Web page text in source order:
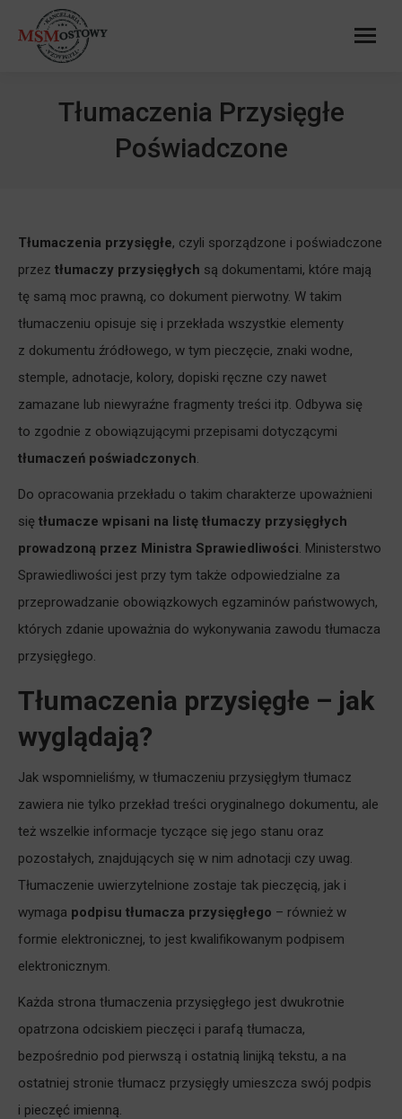
Tłumaczenia Przysięgłe
Poświadczone
Tłumaczenia przysięgłe, czyli sporządzone i poświadczone
przez tłumaczy przysięgłych są dokumentami, które mają
tę samą moc prawną, co dokument pierwotny. W takim
tłumaczeniu opisuje się i przekłada wszystkie elementy
z dokumentu źródłowego, w tym pieczęcie, znaki wodne,
stemple, adnotacje, kolory, dopiski ręczne czy nawet
zamazane lub niewyraźne fragmenty treści itp. Odbywa się
to zgodnie z obowiązującymi przepisami dotyczącymi
tłumaczeń poświadczonych.
Do opracowania przekładu o takim charakterze upoważnieni
się tłumacze wpisani na listę tłumaczy przysięgłych
prowadzoną przez Ministra Sprawiedliwości. Ministerstwo
Sprawiedliwości jest przy tym także odpowiedzialne za
przeprowadzanie obowiązkowych egzaminów państwowych,
których zdanie upoważnia do wykonywania zawodu tłumacza
przysięgłego.
Tłumaczenia przysięgłe – jak
wyglądają?
Jak wspomnieliśmy, w tłumaczeniu przysięgłym tłumacz
zawiera nie tylko przekład treści oryginalnego dokumentu, ale
też wszelkie informacje tyczące się jego stanu oraz
pozostałych, znajdujących się w nim adnotacji czy uwag.
Tłumaczenie uwierzytelnione zostaje tak pieczęcią, jak i
wymaga podpisu tłumacza przysięgłego – również w
formie elektronicznej, to jest kwalifikowanym podpisem
elektronicznym.
Każda strona tłumaczenia przysięgłego jest dwukrotnie
opatrzona odciskiem pieczęci i parafą tłumacza,
bezpośrednio pod pierwszą i ostatnią linijką tekstu, a na
ostatniej stronie tłumacz przysięgły umieszcza swój podpis
i pieczęć imienną.